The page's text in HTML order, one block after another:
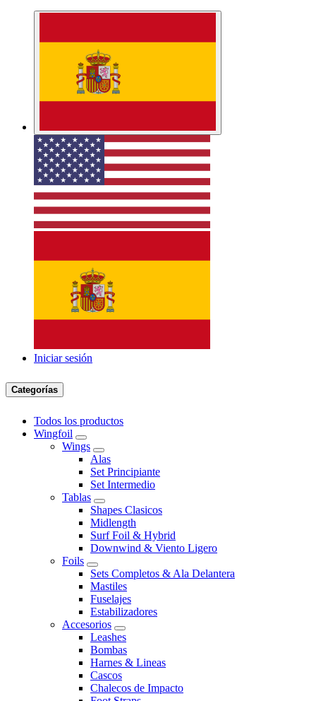
Iniciar sesión
Categorías
Todos los productos
Wingfoil
Wings
Alas
Set Principiante
Set Intermedio
Tablas
Shapes Clasicos
Midlength
Surf Foil & Hybrid
Downwind & Viento Ligero
Foils
Sets Completos & Ala Delantera
Mastiles
Fuselajes
Estabilizadores
Accesorios
Leashes
Bombas
Harnes & Lineas
Cascos
Chalecos de Impacto